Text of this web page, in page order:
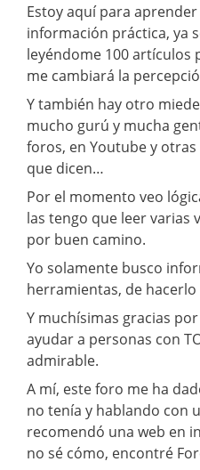
Estoy aquí para
información práctica, ya
leyéndome 100 artículos
me cambiará la
Y también hay otro
mucho gurú y mucha
foros, en Youtube y
que dicen…
Por el momento veo
las tengo que leer varias
por buen camino.
Yo solamente busco
herramientas, de hacerlo
Y muchísimas gracias
ayudar a personas con
admirable.
A mí, este foro me ha
no tenía y hablando con
recomendó una web en
no sé cómo, encontré